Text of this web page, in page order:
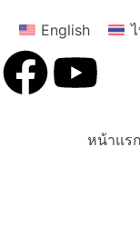
English
หน้าแรก